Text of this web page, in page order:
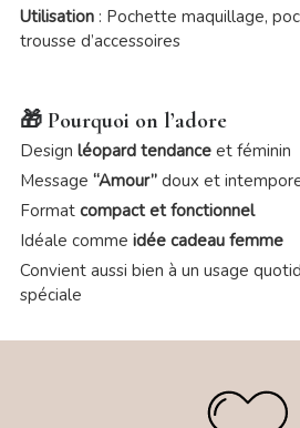
Utilisation: Pochette maquillage,
trousse d’accessoires
🎁 Pourquoi on l’adore
Design léopard tendanceet féminin
Message “Amour”doux et
Format compact et fonctionnel
Idéale comme idée cadeau femme
Convient aussi bien à un usage
spéciale